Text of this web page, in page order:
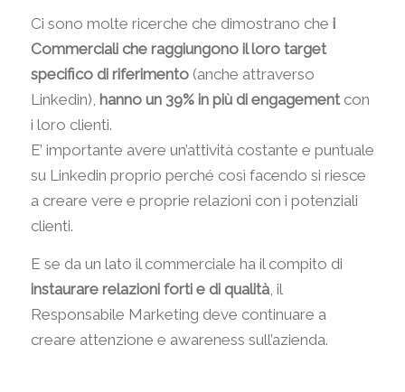
Ci sono molte ricerche che dimostrano che i
Commerciali che raggiungono il loro target
specifico di riferimento(anche attraverso
Linkedin), hanno un 39% in più di engagementcon
i loro clienti.
E’ importante avere un’attività costante e puntuale
su Linkedin proprio perché così facendo si riesce
a creare vere e proprie relazioni con i potenziali
clienti.
E se da un lato il commerciale ha il compito di
instaurare relazioni forti e di qualità, il
Responsabile Marketing deve continuare a
creare attenzione e awareness sull’azienda.